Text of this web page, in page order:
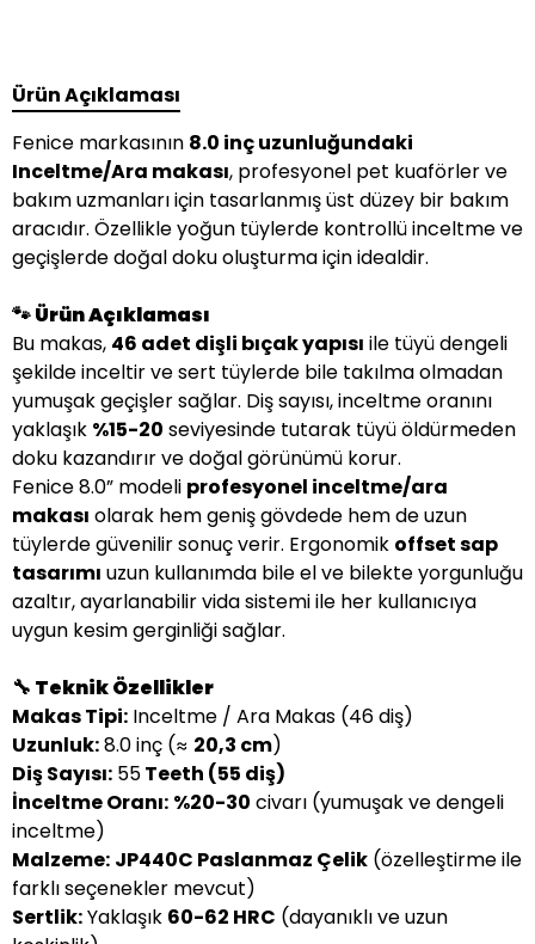
Ürün Açıklaması
Fenice markasının 8.0 inç uzunluğundaki
Inceltme/Ara makası, profesyonel pet kuaförler ve
bakım uzmanları için tasarlanmış üst düzey bir bakım
aracıdır. Özellikle yoğun tüylerde kontrollü inceltme ve
geçişlerde doğal doku oluşturma için idealdir.
🐾 Ürün Açıklaması
Bu makas, 46 adet dişli bıçak yapısı ile tüyü dengeli
şekilde inceltir ve sert tüylerde bile takılma olmadan
yumuşak geçişler sağlar. Diş sayısı, inceltme oranını
yaklaşık %15-20 seviyesinde tutarak tüyü öldürmeden
doku kazandırır ve doğal görünümü korur.
Fenice 8.0” modeli profesyonel inceltme/ara
makası olarak hem geniş gövdede hem de uzun
tüylerde güvenilir sonuç verir. Ergonomik offset sap
tasarımı uzun kullanımda bile el ve bilekte yorgunluğu
azaltır, ayarlanabilir vida sistemi ile her kullanıcıya
uygun kesim gerginliği sağlar.
🔧 Teknik Özellikler
Makas Tipi: Inceltme / Ara Makas (46 diş)
Uzunluk:8.0 inç (≈ 20,3 cm)
Diş Sayısı: 55Teeth (55 diş)
İnceltme Oranı: %20-30 civarı (yumuşak ve dengeli
inceltme)
Malzeme: JP440C Paslanmaz Çelik (özelleştirme ile
farklı seçenekler mevcut)
Sertlik:Yaklaşık 60-62 HRC (dayanıklı ve uzun